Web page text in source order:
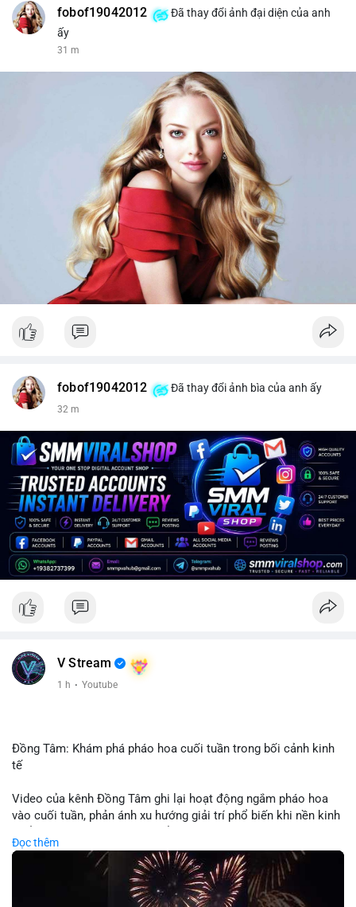
fobof19042012
Đã thay đổi ảnh đại diện của anh
ấy
31 m
fobof19042012 Đã thay đổi ảnh bìa của anh ấy
32 m
V Stream
1 h · Youtube
Đồng Tâm: Khám phá pháo hoa cuối tuần trong bối cảnh kinh
tế
Video của kênh Đồng Tâm ghi lại hoạt động ngắm pháo hoa
vào cuối tuần, phản ánh xu hướng giải trí phổ biến khi nền kinh
trải nghiệm hơn là đầu tư vào tài sản vật chất. Trong bối cảnh
lãi suất ổn định và thị trường crypto ổn định, hoạt động giải trí
như vậy thường tăng trưởng khi người dân có khả năng chi
tiêu. Tuy nhiên, sự ưu tiên giải trí có thể ảnh hưởng đến tỷ lệ
Đọc thêm